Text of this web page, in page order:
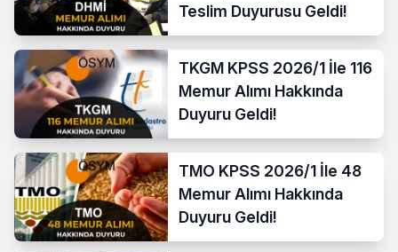
Teslim Duyurusu Geldi!
TKGM KPSS 2026/1 İle 116
Memur Alımı Hakkında
Duyuru Geldi!
TMO KPSS 2026/1 İle 48
Memur Alımı Hakkında
Duyuru Geldi!